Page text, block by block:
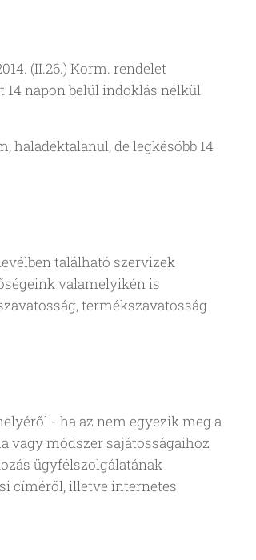
(II.26.) Korm. rendelet
14 napon belül indoklás nélkül
haladéktalanul, de legkésőbb 14
található szervizek
valamelyikén is
termékszavatosság
- ha az nem egyezik meg a
vagy módszer sajátosságaihoz
ügyfélszolgálatának
címéről, illetve internetes